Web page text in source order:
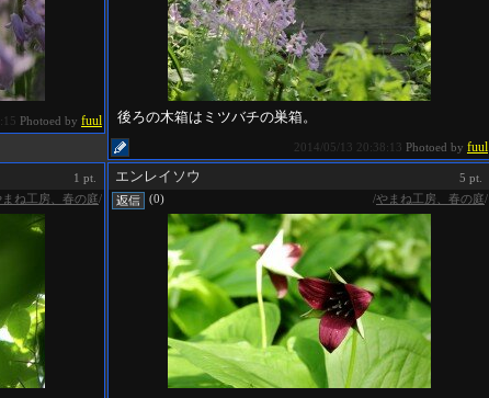
Photoed by fuul 後ろの木箱はミツバチの巣箱。
2014/05/13 20:38:13 Photoed by fuul
1 pt.
まね工房、春の庭/
エンレイソウ
5 pt.
(0)
/やまね工房、春の庭/